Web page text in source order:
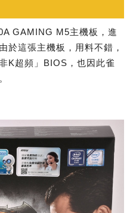
GAMING M5主機板，進
於這張主機板，用料不錯，
K超頻」BIOS，也因此雀